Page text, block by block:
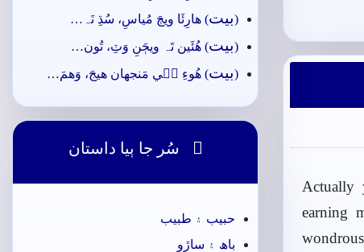
Actually
earning
(بيت) ھارِئَا ويڄَ مُياسِ، سُڌِ نَہ…
(بيت) ھُئَين تَہ ويڄَنِ وَٽِ، تُون…
(بيت) ھُوءِ جٖي مَنجهان ھيجَ، وَھمَ…
 سُر جا ٻيا داستان
حبيب ۽ طبيب
باھ ۽ ساڙو